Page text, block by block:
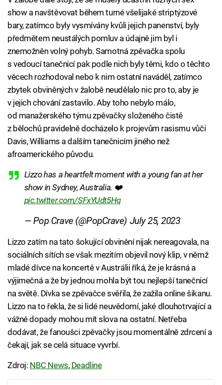
show a navštěvovat během turné všelijaké striptýzové
bary, zatímco byly vysmívány kvůli jejich panenství, byly
předmětem neustálých pomluv a údajně jim byl i
znemožněn volný pohyb. Samotná zpěvačka spolu
s vedoucí tanečnicí pak podle nich byly těmi, kdo o těchto
věcech rozhodoval nebo k nim ostatní naváděl, zatímco
zbytek obviněných v žalobě neudělalo nic pro to, aby je
v jejich chování zastavilo. Aby toho nebylo málo,
od manažerského týmu zpěvačky složeného čistě
z bělochů pravidelně docházelo k projevům rasismu vůči
Davis, Williams a dalším tanečnicím jiného než
afroamerického původu.
Lizzo has a heartfelt moment with a young fan at her
show in Sydney, Australia. ❤️
pic.twitter.com/SFxYUdt5Hq
— Pop Crave (@PopCrave) July 25, 2023
Lizzo zatím na tato šokující obvinění nijak nereagovala, na
sociálních sítích se však mezitím objevil nový klip, v němž
mladé dívce na koncertě v Austrálii říká, že je krásná a
výjimečná a že by jednou mohla být tou nejlepší tanečnicí
na světě. Dívka se zpěvačce svěřila, že zažila online šikanu.
Lizzo na to řekla, že si lidé neuvědomí, jaké dlouhotrvající a
vážné dopady mohou mít slova na ostatní. Netřeba
dodávat, že fanoušci zpěvačky jsou momentálně zdrcení a
čekají, jak se celá situace vyvrbí.
Zdroj: NBC News, Deadline